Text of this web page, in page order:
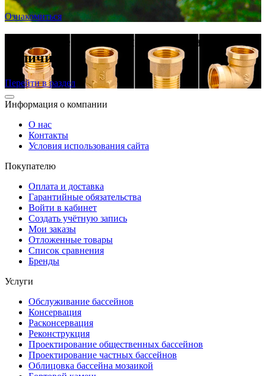
Ознакомиться
Латунные резьбовые фитинги в
наличии
Перейти в раздел
Информация о компании
О нас
Контакты
Условия использования сайта
Покупателю
Оплата и доставка
Гарантийные обязательства
Войти в кабинет
Создать учётную запись
Мои заказы
Отложенные товары
Список сравнения
Бренды
Услуги
Обслуживание бассейнов
Консервация
Расконсервация
Реконструкция
Проектирование общественных бассейнов
Проектирование частных бассейнов
Облицовка бассейна мозаикой